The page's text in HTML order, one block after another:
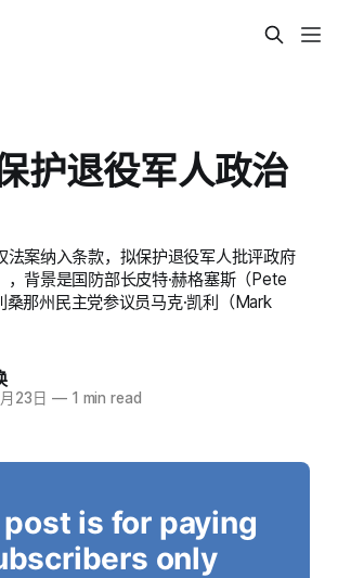
护退役军人政治
法案纳入条款，拟保护退役军人批评政府
，背景是国防部长皮特·赫格塞斯（Pete
那州民主党参议员马克·凯利（Mark
23日 —1 min read
is for paying
only